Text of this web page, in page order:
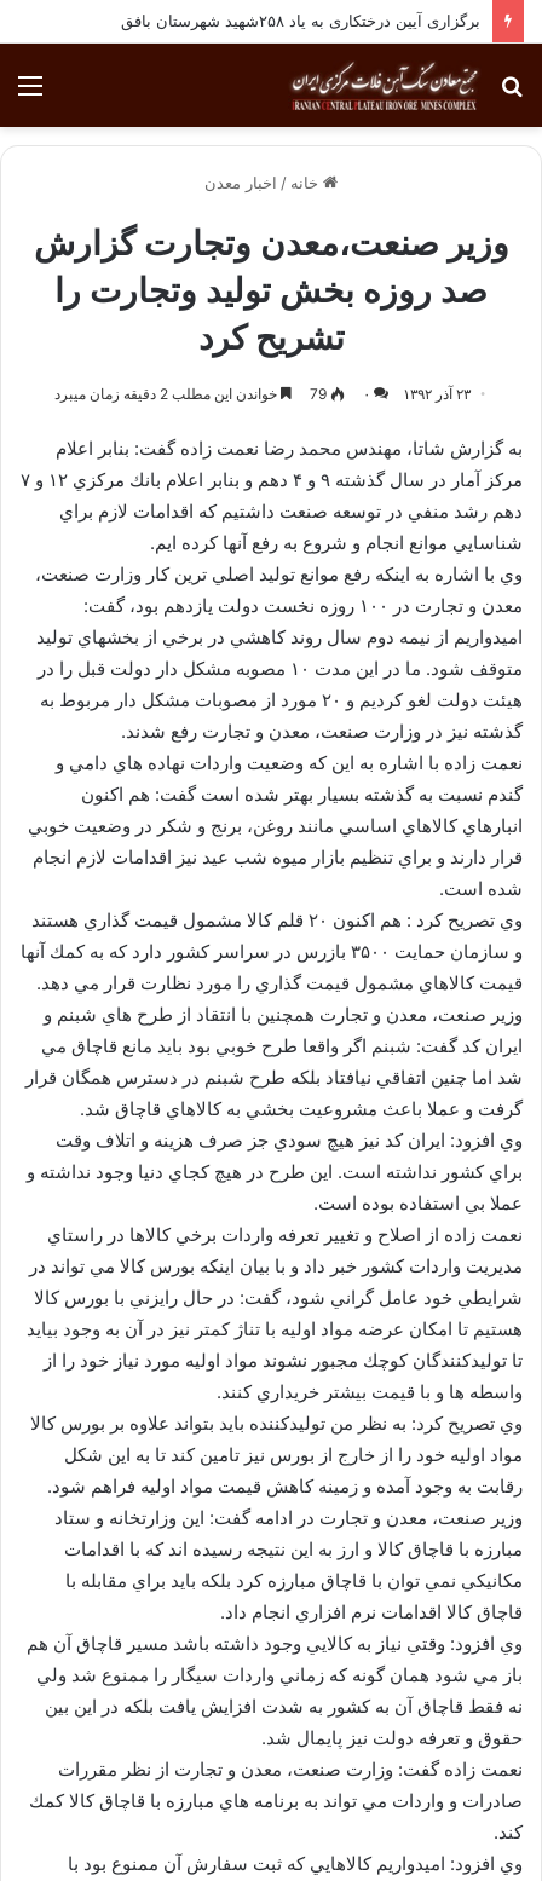
برگزاری آیین درختکاری به یاد ۲۵۸شهید شهرستان بافق
جستجو
برای
خانه / اخبار معدن
وزیر صنعت،معدن وتجارت گزارش
صد روزه بخش تولید وتجارت را
تشریح کرد
۲۳ آذر ۱۳۹۲ ۰ 79 خواندن این مطلب 2 دقیقه زمان میبرد
به گزارش شاتا، مهندس محمد رضا نعمت زاده گفت: بنابر اعلام
مركز آمار در سال گذشته ۹ و ۴ دهم و بنابر اعلام بانك مركزي ۱۲ و ۷
دهم رشد منفي در توسعه صنعت داشتيم كه اقدامات لازم براي
شناسايي موانع انجام و شروع به رفع آنها كرده ايم.
وي با اشاره به اينكه رفع موانع توليد اصلي ترين كار وزارت صنعت،
معدن و تجارت در ۱۰۰ روزه نخست دولت يازدهم بود، گفت:
اميدواريم از نيمه دوم سال روند كاهشي در برخي از بخشهاي توليد
متوقف شود. ما در اين مدت ۱۰ مصوبه مشكل دار دولت قبل را در
هيئت دولت لغو كرديم و ۲۰ مورد از مصوبات مشكل دار مربوط به
گذشته نيز در وزارت صنعت، معدن و تجارت رفع شدند.
نعمت زاده با اشاره به اين كه وضعيت واردات نهاده هاي دامي و
گندم نسبت به گذشته بسيار بهتر شده است گفت: هم اكنون
انبارهاي كالاهاي اساسي مانند روغن، برنج و شكر در وضعيت خوبي
قرار دارند و براي تنظيم بازار ميوه شب عيد نيز اقدامات لازم انجام
شده است.
وي تصريح كرد : هم اكنون ۲۰ قلم كالا مشمول قيمت گذاري هستند
و سازمان حمايت ۳۵۰۰ بازرس در سراسر كشور دارد كه به كمك آنها
قيمت كالاهاي مشمول قيمت گذاري را مورد نظارت قرار مي دهد.
وزير صنعت، معدن و تجارت همچنين با انتقاد از طرح هاي شبنم و
ايران كد گفت: شبنم اگر واقعا طرح خوبي بود بايد مانع قاچاق مي
شد اما چنين اتفاقي نيافتاد بلكه طرح شبنم در دسترس همگان قرار
گرفت و عملا باعث مشروعيت بخشي به كالاهاي قاچاق شد.
وي افزود: ايران كد نيز هيچ سودي جز صرف هزينه و اتلاف وقت
براي كشور نداشته است. اين طرح در هيچ كجاي دنيا وجود نداشته و
عملا بي استفاده بوده است.
نعمت زاده از اصلاح و تغيير تعرفه واردات برخي كالاها در راستاي
مديريت واردات كشور خبر داد و با بيان اينكه بورس كالا مي تواند در
شرايطي خود عامل گراني شود، گفت: در حال رايزني با بورس كالا
هستيم تا امكان عرضه مواد اوليه با تناژ كمتر نيز در آن به وجود بيايد
تا توليدكنندگان كوچك مجبور نشوند مواد اوليه مورد نياز خود را از
واسطه ها و با قيمت بيشتر خريداري كنند.
وي تصريح كرد: به نظر من توليدكننده بايد بتواند علاوه بر بورس كالا
مواد اوليه خود را از خارج از بورس نيز تامين كند تا به اين شكل
رقابت به وجود آمده و زمينه كاهش قيمت مواد اوليه فراهم شود.
وزير صنعت، معدن و تجارت در ادامه گفت: اين وزارتخانه و ستاد
مبارزه با قاچاق كالا و ارز به اين نتيجه رسيده اند كه با اقدامات
مكانيكي نمي توان با قاچاق مبارزه كرد بلكه بايد براي مقابله با
قاچاق كالا اقدامات نرم افزاري انجام داد.
وي افزود: وقتي نياز به كالايي وجود داشته باشد مسير قاچاق آن هم
باز مي شود همان گونه كه زماني واردات سيگار را ممنوع شد ولي
نه فقط قاچاق آن به كشور به شدت افزايش يافت بلكه در اين بين
حقوق و تعرفه دولت نيز پايمال شد.
نعمت زاده گفت: وزارت صنعت، معدن و تجارت از نظر مقررات
صادرات و واردات مي تواند به برنامه هاي مبارزه با قاچاق كالا كمك
كند.
وي افزود: اميدواريم كالاهايي كه ثبت سفارش آن ممنوع بود با